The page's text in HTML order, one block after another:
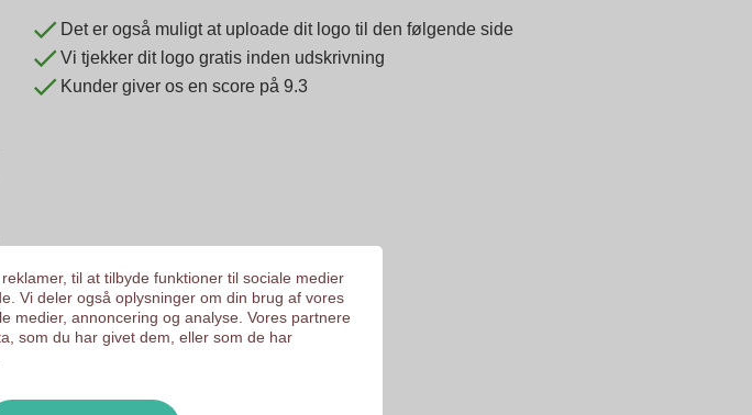
Det er også muligt at uploade dit logo til den følgende side
Vi tjekker dit logo gratis inden udskrivning
Kunder giver os en score på 9.3
til at tilbyde funktioner til sociale medier
Vi deler også oplysninger om din brug af vores
medier, annoncering og analyse. Vores partnere
som du har givet dem, eller som de har